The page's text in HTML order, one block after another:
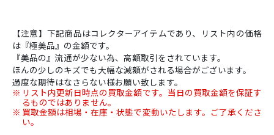
【注意】下記商品はコレクターアイテムであり、リスト内の価格
は『極美品』の金額です。
『美品の』流通が少ない為、高額取引をされています。
ほんの少しのキズでも大幅な減額がされる場合がございます。
過度な期待はなさらない様お願い致します。
リスト内更新日時点の買取金額です。当日の買取金額を保証す
るものではありません。
買取金額は相場・在庫・状態で変動いたします。ご了承くださ
い。